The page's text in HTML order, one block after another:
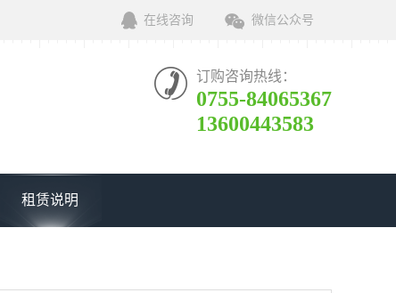
在线咨询 微信公众号
订购咨询热线：
0755-84065367
13600443583
租赁说明